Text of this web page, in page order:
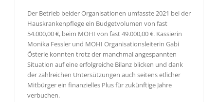
Der Betrieb beider Organisationen umfasste 2021 bei der
Hauskrankenpflege ein Budgetvolumen von fast
54.000,00 €, beim MOHI von fast 49.000,00 €. Kassierin
Monika Fessler und MOHI Organisationsleiterin Gabi
Österle konnten trotz der manchmal angespannten
Situation auf eine erfolgreiche Bilanz blicken und dank
der zahlreichen Untersützungen auch seitens etlicher
Mitbürger ein finanzielles Plus für zukünftige Jahre
verbuchen.